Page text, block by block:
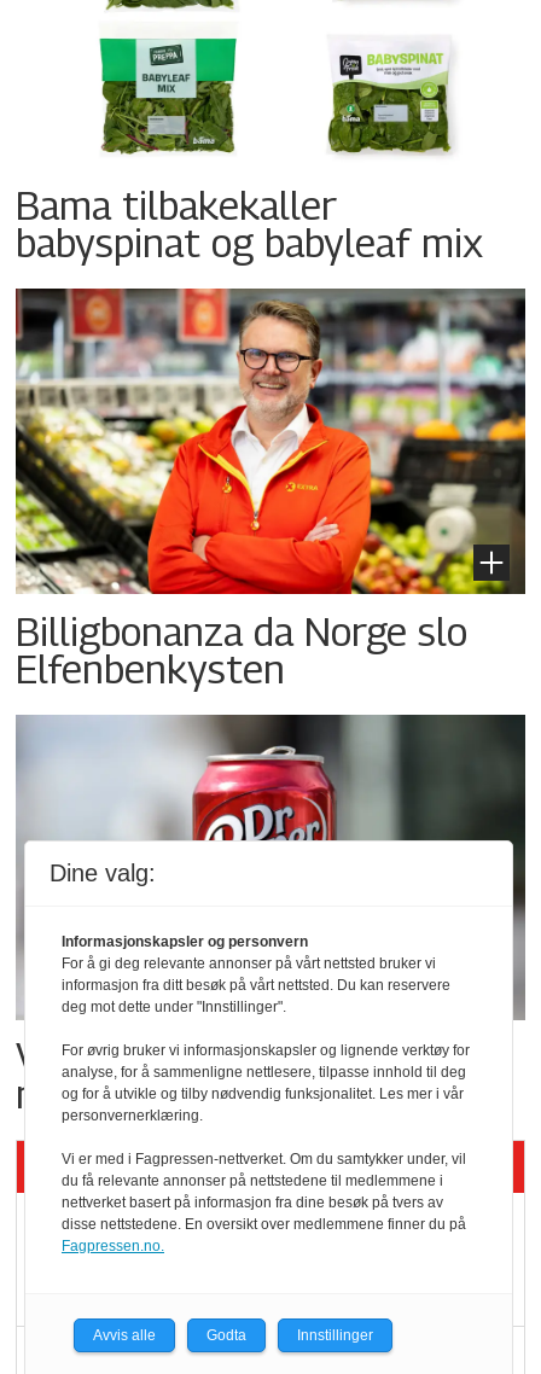
Bama tilbakekaller
babyspinat og babyleaf mix
Billigbonanza da Norge slo
Elfenbenkysten
Vil vokse i brusmarkedet
med Dr Pepper
Siste artikler - KBS
Mat er viktigere enn
Ti bensinstasjoner
Dine valg:
Informasjonskapsler og personvern
For å gi deg relevante annonser på vårt nettsted bruker vi
informasjon fra ditt besøk på vårt nettsted. Du kan reservere
deg mot dette under "Innstillinger".
For øvrig bruker vi informasjonskapsler og lignende verktøy for
analyse, for å sammenligne nettlesere, tilpasse innhold til deg
og for å utvikle og tilby nødvendig funksjonalitet. Les mer i vår
personvernerklæring.
Vi er med i Fagpressen-nettverket. Om du samtykker under, vil
du få relevante annonser på nettstedene til medlemmene i
nettverket basert på informasjon fra dine besøk på tvers av
disse nettstedene. En oversikt over medlemmene finner du på
Fagpressen.no.
Avvis alle Godta Innstillinger